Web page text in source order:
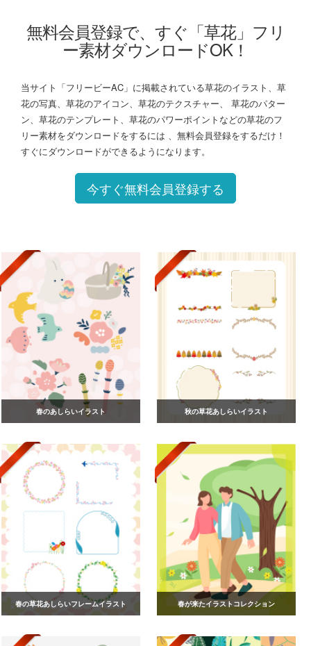
無料会員登録で、すぐ「草花」フリ
ー素材ダウンロードOK！
当サイト「フリービーAC」に掲載されている草花のイラスト、草
花の写真、草花のアイコン、草花のテクスチャー、 草花のパター
ン、草花のテンプレート、草花のパワーポイントなどの草花のフ
リー素材をダウンロードをするには 、無料会員登録をするだけ！
すぐにダウンロードができるようになります。
今すぐ無料会員登録する
春のあしらいイラスト 秋の草花あしらいイラスト
春の草花あしらいフレームイラスト 春が来たイラストコレクション